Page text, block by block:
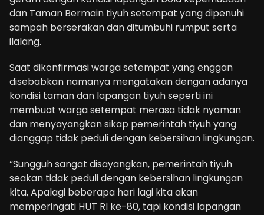
dan Taman Bermain tiyuh setempat yang dipenuhi
sampah berserakan dan ditumbuhi rumput serta
ilalang.
Saat dikonfirmasi warga setempat yang enggan
disebabkan namanya mengatakan dengan adanya
kondisi taman dan lapangan tiyuh seperti ini
membuat warga setempat merasa tidak nyaman
dan menyayangkan sikap pemerintah tiyuh yang
dianggap tidak peduli dengan kebersihan lingkungan.
“Sungguh sangat disayangkan, pemerintah tiyuh
seakan tidak peduli dengan kebersihan lingkungan
kita, Apalagi beberapa hari lagi kita akan
memperingati HUT RI ke-80, tapi kondisi lapangan